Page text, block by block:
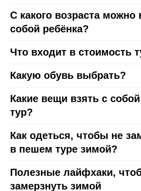
С какого возраста можно
собой ребёнка?
Что входит в стоимость
Какую обувь выбрать?
Какие вещи взять с
тур?
Как одеться, чтобы не
в пешем туре зимой?
Полезные лайфхаки,
замерзнуть зимой